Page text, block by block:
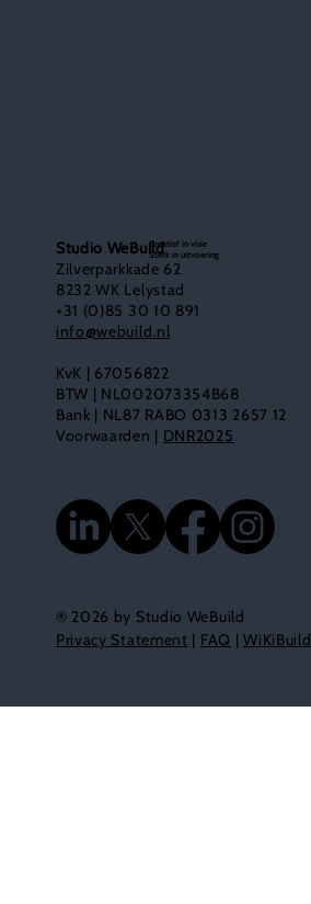
Studio WeBuild
Zilverparkkade 62
8232 WK Lelystad
+31 (0)85 30 10 891
info@webuild.nl
KvK | 67056822
BTW | NL002073354B68
Bank | NL87 RABO 0313 2657 12
Voorwaarden | DNR2025
® 2026 by Studio WeBuild
Privacy Statement | FAQ |WiKiBuild
Creatief in visie
Sterk in uitvoering